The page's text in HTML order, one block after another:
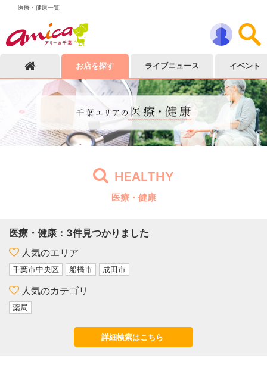
医療・健康一覧
お店を探す ライブニュース イベント
HEALTHY
医療・健康
医療・健康 ： 3件見つかりました
人気のエリア
千葉市中央区 船橋市 成田市
人気のカテゴリ
薬局
詳細検索はこちら